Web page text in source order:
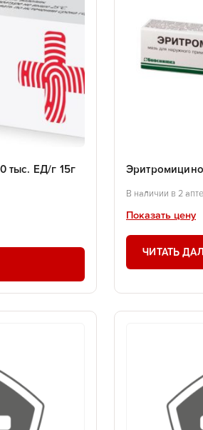
тыс. ЕД/г 15г
В наличии в 2
Показать цену
ЧИТАТЬ